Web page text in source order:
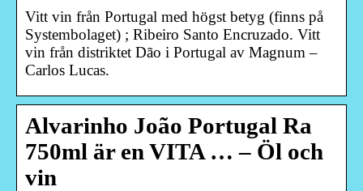
Vitt vin från Portugal med högst betyg (finns på
Systembolaget) ; Ribeiro Santo Encruzado. Vitt
vin från distriktet Dão i Portugal av Magnum –
Carlos Lucas.
Alvarinho João Portugal Ra
750ml är en VITA … – Öl och
vin